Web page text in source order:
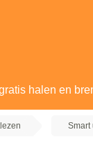
halen en
Smart